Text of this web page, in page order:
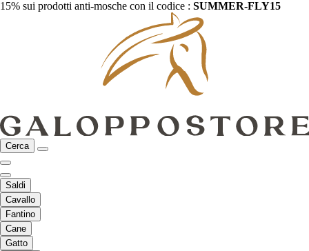
15% sui prodotti anti-mosche con il codice : SUMMER-FLY15
Cerca
Saldi
Cavallo
Fantino
Cane
Gatto